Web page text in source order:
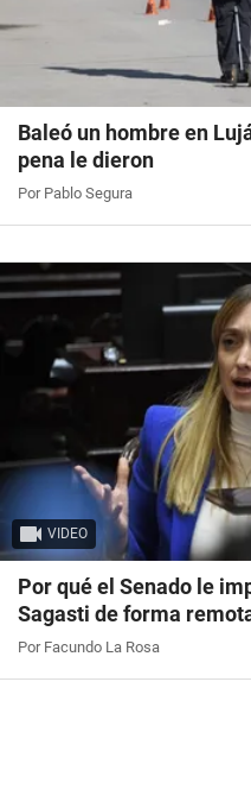
Baleó un hombre en
pena le dieron
Por Pablo Segura
VIDEO
Por qué el Senado le
Sagasti de forma
Por Facundo La Rosa